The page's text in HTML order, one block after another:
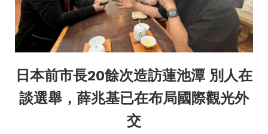
日本前市長20餘次造訪蓮池潭 別人在
談選舉，薛兆基已在布局國際觀光外
交